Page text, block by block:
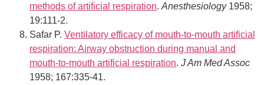
methods of artificial respiration. Anesthesiology1958;
19:111-2.
Safar P. Ventilatory efficacy of mouth-to-mouth artificial
respiration: Airway obstruction during manual and
mouth-to-mouth artificial respiration. J Am Med Assoc
1958; 167:335-41.